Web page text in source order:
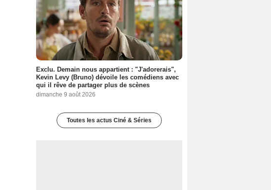
Exclu. Demain nous appartient : "J'adorerais",
Kevin Levy (Bruno) dévoile les comédiens avec
qui il rêve de partager plus de scènes
dimanche 9 août 2026
Toutes les actus Ciné & Séries